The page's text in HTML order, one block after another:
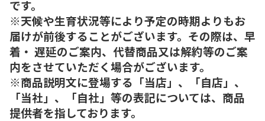
です。
※天候や生育状況等により予定の時期よりもお
届けが前後することがございます。その際は、早
着・ 遅延のご案内、代替商品又は解約等のご案
内をさせていただく場合がございます。
※商品説明文に登場する「当店」、「自店」、
「当社」、「自社」等の表記については、商品
提供者を指しております。